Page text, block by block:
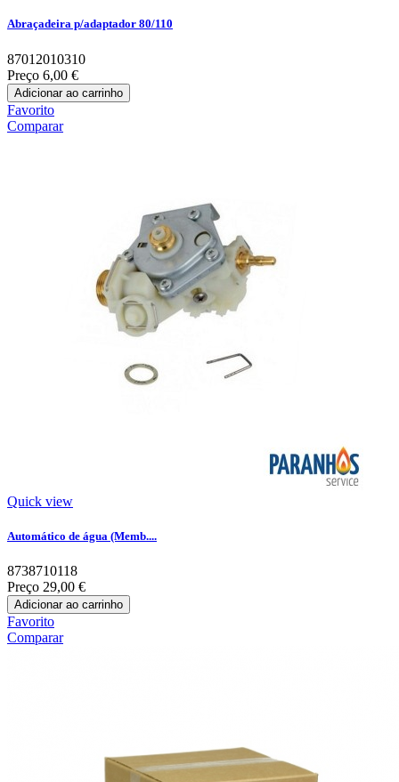
Abraçadeira p/adaptador 80/110
87012010310
Preço 6,00 €
Adicionar ao carrinho
Favorito
Comparar
Quick view
Automático de água (Memb....
8738710118
Preço 29,00 €
Adicionar ao carrinho
Favorito
Comparar